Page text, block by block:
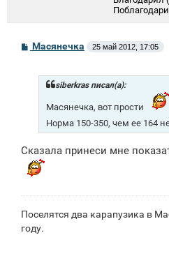
СМасянечка 25 май 2012, 17:05
siberkras писал(а):
Масянечка, вот прости
Норма 150-350, чем ее 164
Сказала принеси мне
Поселятся два карапузика в
году.